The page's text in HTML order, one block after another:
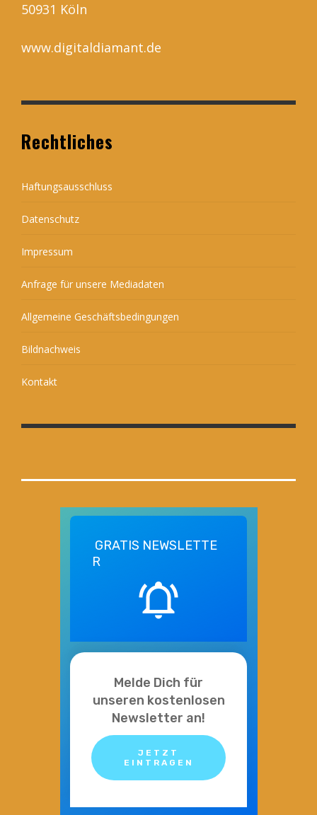
50931 Köln
www.digitaldiamant.de
Rechtliches
Haftungsausschluss
Datenschutz
Impressum
Anfrage für unsere Mediadaten
Allgemeine Geschäftsbedingungen
Bildnachweis
Kontakt
GRATIS NEWSLETTE
R
Melde Dich für
unseren kostenlosen
Newsletter an!
JETZT
EINTRAGEN